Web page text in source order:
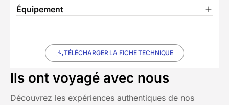
Équipement
TÉLÉCHARGER LA FICHE TECHNIQUE
Ils ont voyagé avec nous
Découvrez les expériences authentiques de nos